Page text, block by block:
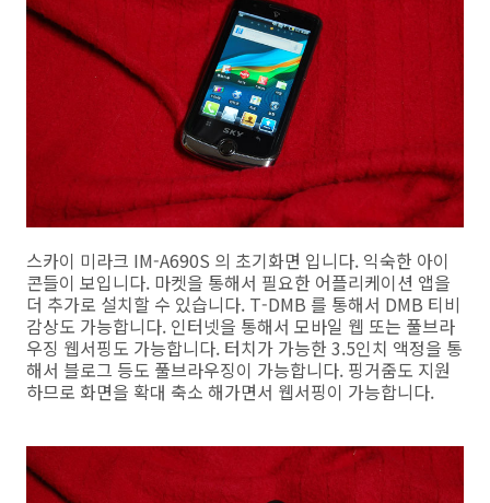
스카이 미라크 IM-A690S 의 초기화면 입니다. 익숙한 아이
콘들이 보입니다. 마켓을 통해서 필요한 어플리케이션 앱을
더 추가로 설치할 수 있습니다. T-DMB 를 통해서 DMB 티비
감상도 가능합니다. 인터넷을 통해서 모바일 웹 또는 풀브라
우징 웹서핑도 가능합니다. 터치가 가능한 3.5인치 액정을 통
해서 블로그 등도 풀브라우징이 가능합니다. 핑거줌도 지원
하므로 화면을 확대 축소 해가면서 웹서핑이 가능합니다.